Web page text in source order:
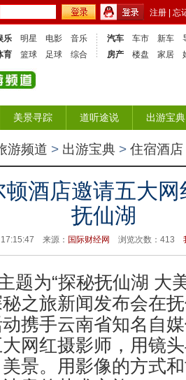
注册 忘
乐 明星 电影
音乐
育
篮球 足球 综合
汽车 车市 新车
房产
楼盘 家居
美景寻踪 道听途说 出游宝典
游频道 > 出游宝典 > 住宿酒店
酒店邀请五大
抚仙湖
来源： 国际财经网 浏览次数： 413
题为“探秘抚仙湖 大
之旅新闻发布会在
携手云南省知名自
网红摄影师，用镜
景。用影像的方式